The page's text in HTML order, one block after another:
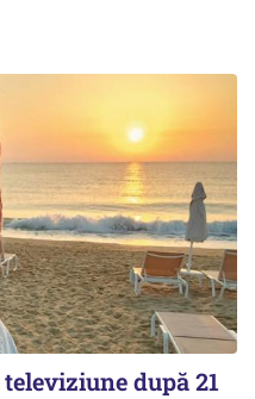
după 21